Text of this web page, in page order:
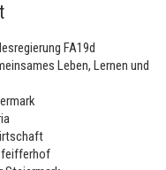
FA19d
Leben, Lernen und